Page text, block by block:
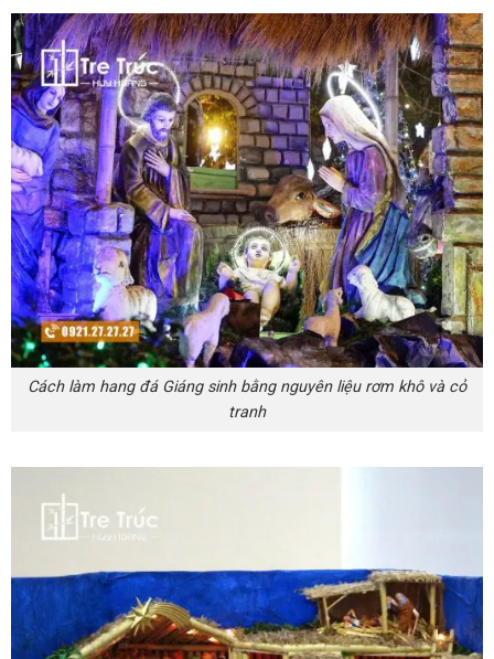
Cách làm hang đá Giáng sinh bằng nguyên liệu rơm khô và cỏ
tranh